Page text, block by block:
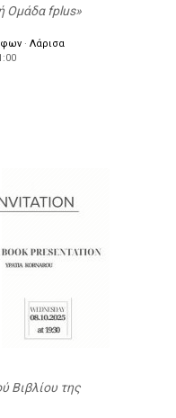
Ομάδα fplus
· Λάρισα
Βιβλίου της